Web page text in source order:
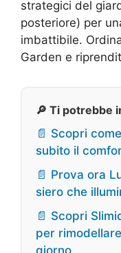
strategici del
posteriore) per
imbattibile.
Garden e
🔎 Ti potrebbe
📄 Scopri
subito il
📄 Prova ora
siero che
📄 Scopri
per
giorno